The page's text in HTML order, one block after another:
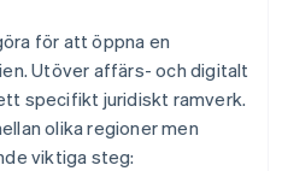
för att öppna en
Utöver affärs- och digitalt
specifikt juridiskt ramverk.
olika regioner men
viktiga steg: